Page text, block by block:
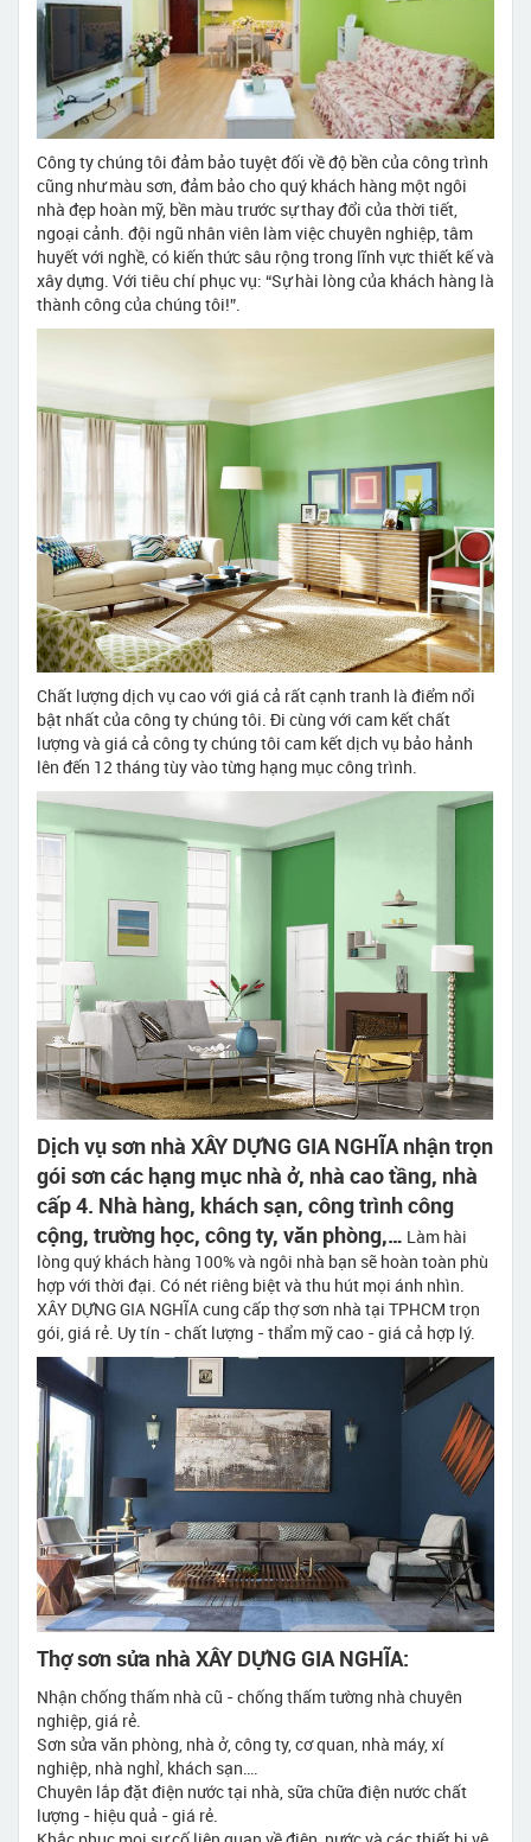
Công ty chúng tôi đảm bảo tuyệt đối về độ bền của công trình
cũng như màu sơn, đảm bảo cho quý khách hàng một ngôi
nhà đẹp hoàn mỹ, bền màu trước sự thay đổi của thời tiết,
ngoại cảnh. đội ngũ nhân viên làm việc chuyên nghiệp, tâm
huyết với nghề, có kiến thức sâu rộng trong lĩnh vực thiết kế và
xây dựng. Với tiêu chí phục vụ: “Sự hài lòng của khách hàng là
thành công của chúng tôi!”.
Chất lượng dịch vụ cao với giá cả rất cạnh tranh là điểm nổi
bật nhất của công ty chúng tôi. Đi cùng với cam kết chất
lượng và giá cả công ty chúng tôi cam kết dịch vụ bảo hảnh
lên đến 12 tháng tùy vào từng hạng mục công trình.
Dịch vụ sơn nhà XÂY DỰNG GIA NGHĨA nhận trọn
gói sơn các hạng mục nhà ở, nhà cao tầng, nhà
cấp 4. Nhà hàng, khách sạn, công trình công
cộng, trường học, công ty, văn phòng,… Làm hài
lòng quý khách hàng 100% và ngôi nhà bạn sẽ hoàn toàn phù
hợp với thời đại. Có nét riêng biệt và thu hút mọi ánh nhìn.
XÂY DỰNG GIA NGHĨA cung cấp thợ sơn nhà tại TPHCM trọn
gói, giá rẻ. Uy tín - chất lượng - thẩm mỹ cao - giá cả hợp lý.
Thợ sơn sửa nhà XÂY DỰNG GIA NGHĨA:
Nhận chống thấm nhà cũ - chống thấm tường nhà chuyên
nghiệp, giá rẻ.
Sơn sửa văn phòng, nhà ở, công ty, cơ quan, nhà máy, xí
nghiệp, nhà nghỉ, khách sạn….
Chuyên lắp đặt điện nước tại nhà, sữa chữa điện nước chất
lượng - hiệu quả - giá rẻ.